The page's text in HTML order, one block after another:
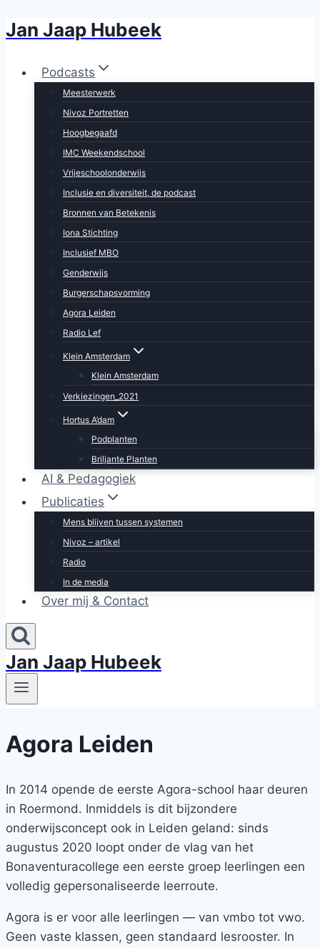
Doorgaan
inhoud
Jan Jaap Hubeek
Podcasts
Meesterwerk
Nivoz Portretten
Hoogbegaafd
IMC Weekendschool
Vrijeschoolonderwijs
Inclusie en diversiteit, de podcast
Bronnen van Betekenis
Iona Stichting
Inclusief MBO
Genderwijs
Burgerschapsvorming
Agora Leiden
Radio Lef
Klein Amsterdam
Klein Amsterdam
Verkiezingen_2021
Hortus A’dam
Podplanten
Briljante Planten
AI & Pedagogiek
Publicaties
Mens blijven tussen systemen
Nivoz – artikel
Radio
In de media
Over mij & Contact
Jan Jaap Hubeek
Agora Leiden
In 2014 opende de eerste Agora-school haar deuren
in Roermond. Inmiddels is dit bijzondere
onderwijsconcept ook in Leiden geland: sinds
augustus 2020 loopt onder de vlag van het
Bonaventuracollege een eerste groep leerlingen een
volledig gepersonaliseerde leerroute.
Agora is er voor alle leerlingen — van vmbo tot vwo.
Geen vaste klassen, geen standaard lesrooster. In